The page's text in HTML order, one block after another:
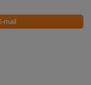
mail